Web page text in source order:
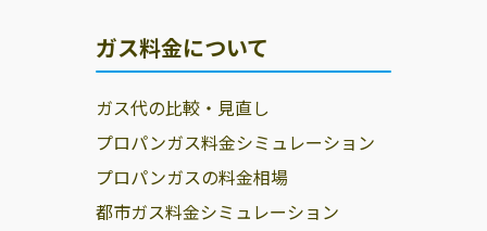
ガス料金について
ガス代の比較・見直し
プロパンガス料金シミュレーション
プロパンガスの料金相場
都市ガス料金シミュレーション